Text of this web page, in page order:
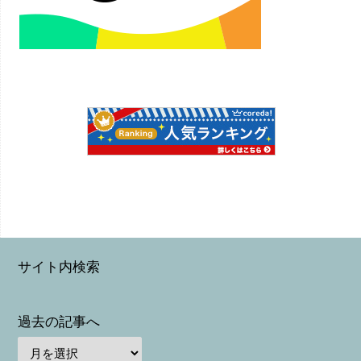
サイト内検索
過去の記事へ